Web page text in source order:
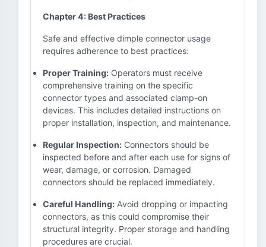
Chapter 4: Best Practices
Safe and effective dimple connector usage
requires adherence to best practices:
Proper Training: Operators must receive
comprehensive training on the specific
connector types and associated clamp-on
devices. This includes detailed instructions on
proper installation, inspection, and maintenance.
Regular Inspection: Connectors should be
inspected before and after each use for signs of
wear, damage, or corrosion. Damaged
connectors should be replaced immediately.
Careful Handling: Avoid dropping or impacting
connectors, as this could compromise their
structural integrity. Proper storage and handling
procedures are crucial.